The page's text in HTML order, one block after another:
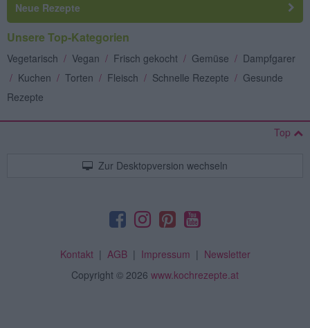
Neue Rezepte
Unsere Top-Kategorien
Vegetarisch / Vegan / Frisch gekocht / Gemüse / Dampfgarer
/ Kuchen / Torten / Fleisch / Schnelle Rezepte / Gesunde
Rezepte
Top
Zur Desktopversion wechseln
Kontakt| AGB| Impressum | Newsletter
Copyright © 2026 www.kochrezepte.at